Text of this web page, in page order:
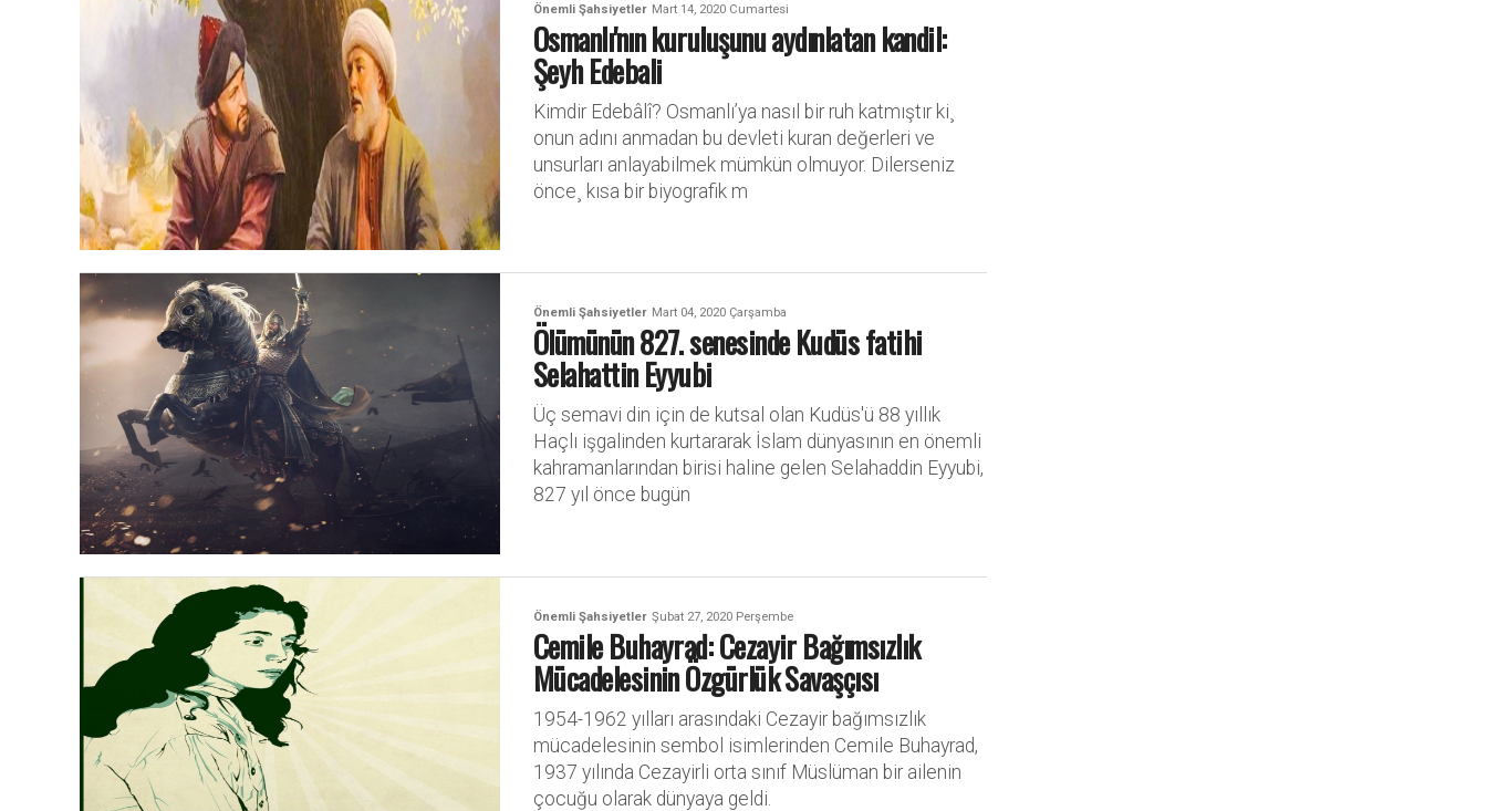
Önemli Şahsiyetler Mart 14, 2020 Cumartesi
Osmanlı'nın kuruluşunu aydınlatan kandil:
Şeyh Edebali
Kimdir Edebâlî? Osmanlı’ya nasıl bir ruh katmıştır ki¸
onun adını anmadan bu devleti kuran değerleri ve
unsurları anlayabilmek mümkün olmuyor. Dilerseniz
önce¸ kısa bir biyografik m
Önemli Şahsiyetler Mart 04, 2020 Çarşamba
Ölümünün 827. senesinde Kudüs fatihi
Selahattin Eyyubi
Üç semavi din için de kutsal olan Kudüs'ü 88 yıllık
Haçlı işgalinden kurtararak İslam dünyasının en önemli
kahramanlarından birisi haline gelen Selahaddin Eyyubi,
827 yıl önce bugün
Önemli Şahsiyetler Şubat 27, 2020 Perşembe
Cemile Buhayrad: Cezayir Bağımsızlık
Mücadelesinin Özgürlük Savaşçısı
1954-1962 yılları arasındaki Cezayir bağımsızlık
mücadelesinin sembol isimlerinden Cemile Buhayrad,
1937 yılında Cezayirli orta sınıf Müslüman bir ailenin
çocuğu olarak dünyaya geldi.